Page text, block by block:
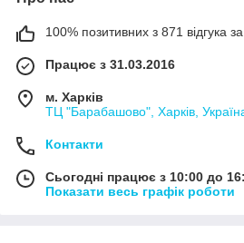
100% позитивних з 871 відгука за
Працює з 31.03.2016
м. Харків
ТЦ "Барабашово", Харків,
Контакти
Сьогодні працює з 10:00 до
Показати весь графік роботи